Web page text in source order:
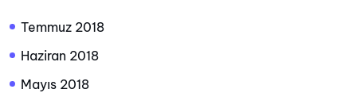
Temmuz 2018
Haziran 2018
Mayıs 2018